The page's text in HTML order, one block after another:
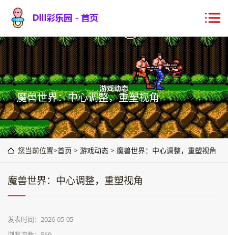
魔兽世界：中心调整，重塑视角
您当前位置>首页 > 游戏动态 > 魔兽世界：中心调整，重塑视角
魔兽世界：中心调整，重塑视角
发表时间：2026-05-05